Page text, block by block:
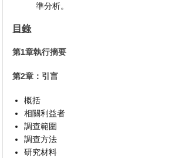
準分析。
目錄
第1章執行摘要
第2章：引言
概括
相關利益者
調查範圍
調查方法
研究材料